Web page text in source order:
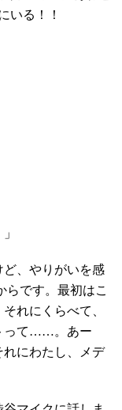
いる！！
、やりがいを感
らです。最初はこ
れにくらべて、
って……。あー
にわたし、メデ